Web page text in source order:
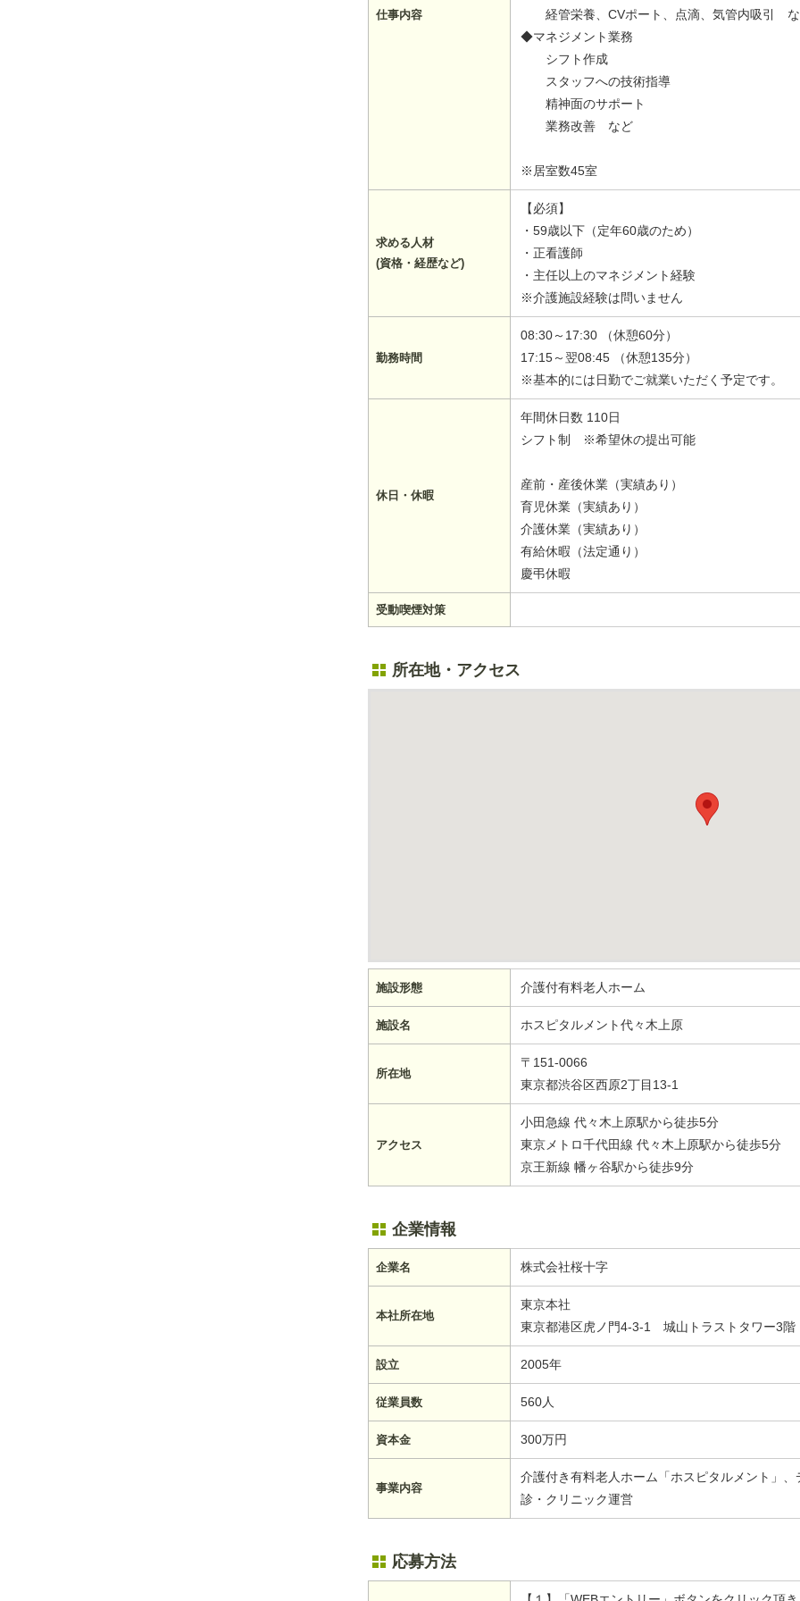
仕事内容
経管栄養、CVポート、点滴、気管内吸引
◆マネジメント業務
シフト作成
スタッフへの技術指導
精神面のサポート
業務改善 など
※居室数45室
求める人材
(資格・経歴など)
【必須】
・59歳以下（定年60歳のため）
・正看護師
・主任以上のマネジメント経験
※介護施設経験は問いません
勤務時間
08:30～17:30 （休憩60分）
17:15～翌08:45 （休憩135分）
※基本的には日勤でご就業いただく予定です。
休日・休暇
年間休日数 110日
シフト制 ※希望休の提出可能
産前・産後休業（実績あり）
育児休業（実績あり）
介護休業（実績あり）
有給休暇（法定通り）
慶弔休暇
受動喫煙対策
所在地・アクセス
施設形態 介護付有料老人ホーム
施設名 ホスピタルメント代々木上原
所在地
〒151-0066
東京都渋谷区西原2丁目13-1
アクセス
小田急線 代々木上原駅から徒歩5分
東京メトロ千代田線 代々木上原駅から徒歩5分
京王新線 幡ヶ谷駅から徒歩9分
企業情報
企業名 株式会社桜十字
本社所在地
東京本社
東京都港区虎ノ門4-3-1 城山トラストタワー3階
設立 2005年
従業員数 560人
資本金 300万円
事業内容
介護付き有料老人ホーム「ホスピタルメント」
診・クリニック運営
応募方法